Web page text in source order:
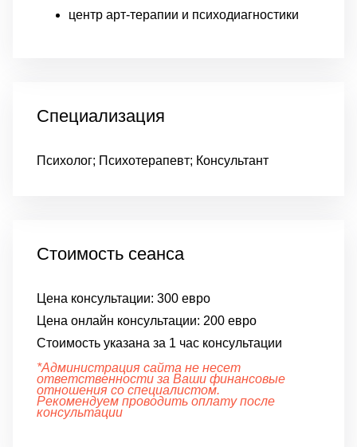
центр арт-терапии и психодиагностики
Специализация
Психолог; Психотерапевт; Консультант
Стоимость сеанса
Цена консультации: 300 евро
Цена онлайн консультации: 200 евро
Стоимость указана за 1 час консультации
*Администрация сайта не несет
ответственности за Ваши финансовые
отношения со специалистом.
Рекомендуем проводить оплату после
консультации